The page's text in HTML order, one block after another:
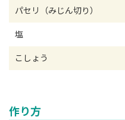
パセリ（みじん切り）
塩
こしょう
作り方